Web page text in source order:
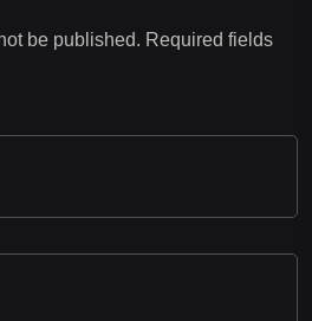
be published. Required fields